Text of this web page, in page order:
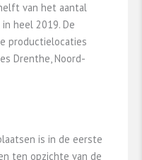
van het aantal
heel 2019. De
productielocaties
Drenthe, Noord-
is in de eerste
ten opzichte van de